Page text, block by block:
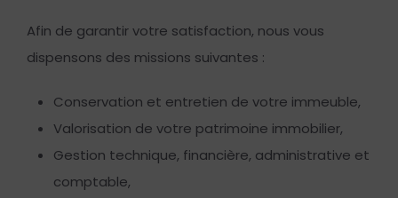
Afin de garantir votre satisfaction, nous vous
dispensons des missions suivantes :
Conservation et entretien de votre immeuble,
Valorisation de votre patrimoine immobilier,
Gestion technique, financière, administrative et
comptable,